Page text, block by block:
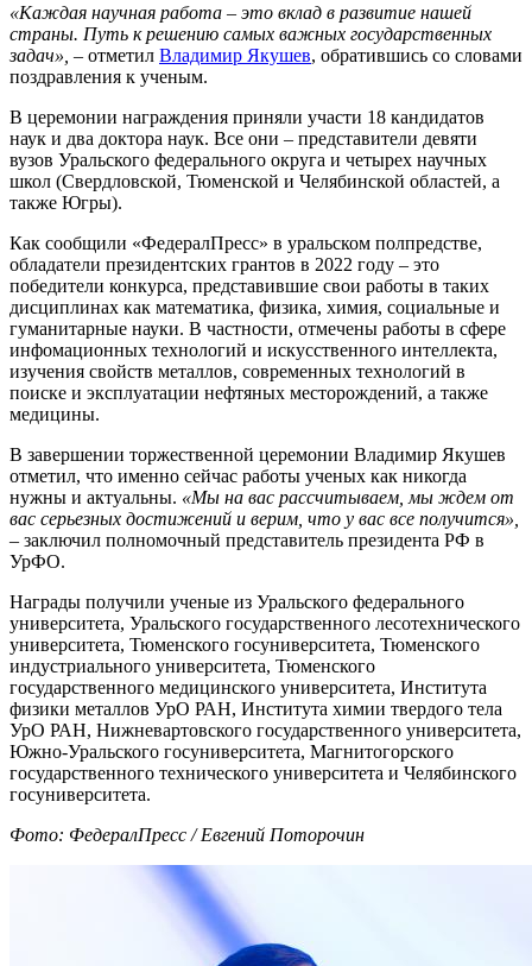
«Каждая научная работа – это вклад в развитие нашей
страны. Путь к решению самых важных государственных
задач», – отметил Владимир Якушев, обратившись со словами
поздравления к ученым.
В церемонии награждения приняли участи 18 кандидатов
наук и два доктора наук. Все они – представители девяти
вузов Уральского федерального округа и четырех научных
школ (Свердловской, Тюменской и Челябинской областей, а
также Югры).
Как сообщили «ФедералПресс» в уральском полпредстве,
обладатели президентских грантов в 2022 году – это
победители конкурса, представившие свои работы в таких
дисциплинах как математика, физика, химия, социальные и
гуманитарные науки. В частности, отмечены работы в сфере
инфомационных технологий и искусственного интеллекта,
изучения свойств металлов, современных технологий в
поиске и эксплуатации нефтяных месторождений, а также
медицины.
В завершении торжественной церемонии Владимир Якушев
отметил, что именно сейчас работы ученых как никогда
нужны и актуальны. «Мы на вас рассчитываем, мы ждем от
вас серьезных достижений и верим, что у вас все получится»,
– заключил полномочный представитель президента РФ в
УрФО.
Награды получили ученые из Уральского федерального
университета, Уральского государственного лесотехнического
университета, Тюменского госуниверситета, Тюменского
индустриального университета, Тюменского
государственного медицинского университета, Института
физики металлов УрО РАН, Института химии твердого тела
УрО РАН, Нижневартовского государственного университета,
Южно-Уральского госуниверситета, Магнитогорского
государственного технического университета и Челябинского
госуниверситета.
Фото: ФедералПресс / Евгений Поторочин